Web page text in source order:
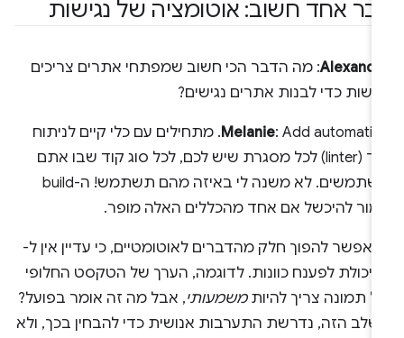
אחד חשוב: אוטומציה של נגישות
: מה הדבר הכי חשוב שמפתחי אתרים צריכים
כדי לבנות אתרים נגישים?
Melanie: Add automation. מתחילים עם כלי קיים לניתוח
קוד (linter) לכל מסגרת שיש לכם, לכל סוג קוד שבו אתם
משתמשים. לא משנה לי באיזה מהם תשתמש! ה-build
להיכשל אם אחד מהכללים האלה מופר.
אפשר להפוך חלק מהדברים לאוטומטיים, כי עדיין אין ל-
AI יכולת לפענח כוונות. לדוגמה, הערך של הטקסט החלופי
תמונה צריך להיותמשמעותי, אבל מה זה אומר בפועל?
הזה, נדרשת התערבות אנושית כדי להבחין בכך, ולא